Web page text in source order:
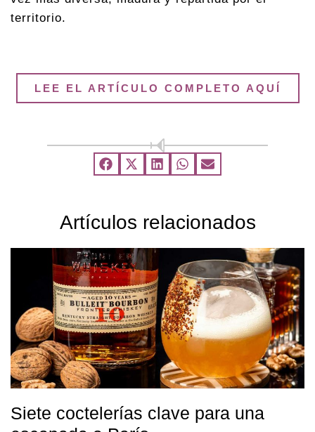
territorio.
LEE EL ARTÍCULO COMPLETO AQUÍ
Artículos relacionados
Siete coctelerías clave para una